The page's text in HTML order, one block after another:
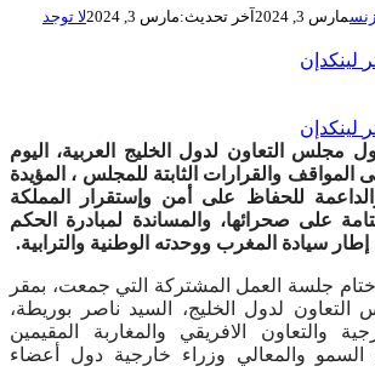
مارس 3, 2024 آخر تحديث:مارس 3, 2024
لا توجد
لينكدإن
لينكدإن
مجلس التعاون لدول الخليج العربية، اليوم
المواقف والقرارات الثابتة للمجلس ، المؤيدة
للحفاظ على أمن وإستقرار المملكة
على صحرائها، والمساندة لمبادرة الحكم
سيادة المغرب ووحدته الوطنية والترابية.
ختام جلسة العمل المشتركة التي جمعت، بمقر
التعاون لدول الخليج، السيد ناصر بوريطة،
والتعاون الافريقي والمغاربة المقيمين
والمعالي وزراء خارجية دول أعضاء